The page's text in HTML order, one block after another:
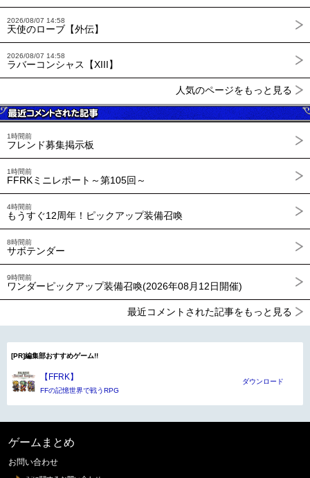
2026/08/07 14:58
天使のローブ【外伝】
2026/08/07 14:58
ラバーコンシャス【XIII】
人気のページをもっと見る
1時間前
フレンド募集掲示板
1時間前
FFRKミニレポート～第105回～
4時間前
もうすぐ12周年！ピックアップ装備召喚
8時間前
サボテンダー
9時間前
ワンダーピックアップ装備召喚(2026年08月12日開催)
最近コメントされた記事をもっと見る
[PR]編集部おすすめゲーム!!
【FFRK】
FFの記憶世界で戦うRPG
ダウンロード
ゲームまとめ
お問い合わせ